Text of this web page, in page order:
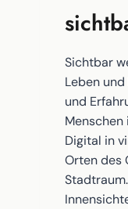
Sichtbar
Leben
und
Menschen
Digital in
Orten des